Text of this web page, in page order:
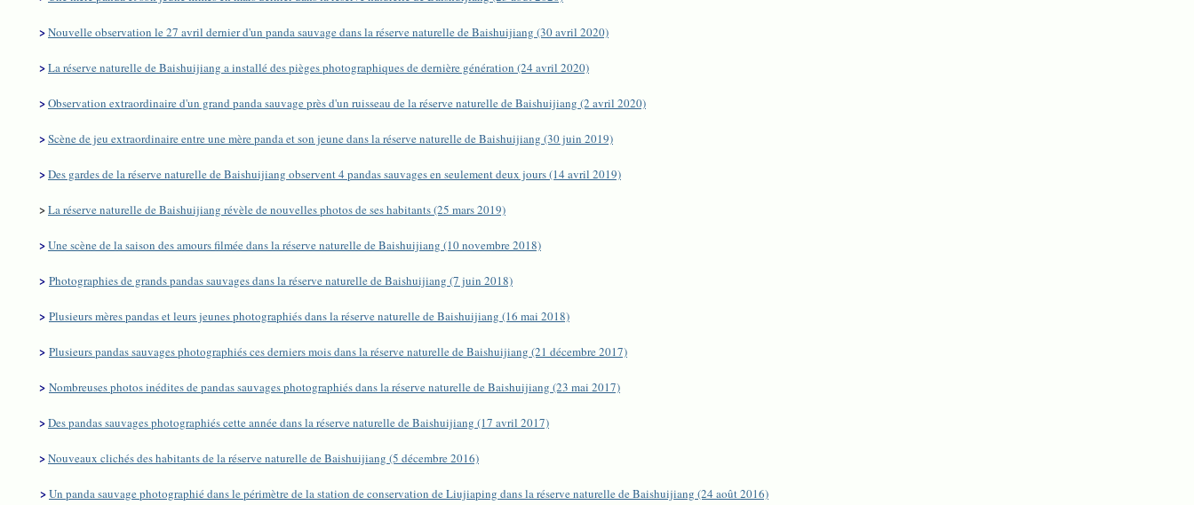
>Nouvelle observation le 27 avril dernier d'un panda sauvage dans la réserve naturelle de Baishuijiang (30 avril 2020)
>La réserve naturelle de Baishuijiang a installé des pièges photographiques de dernière génération (24 avril 2020)
>Observation extraordinaire d'un grand panda sauvage près d'un ruisseau de la réserve naturelle de Baishuijiang (2 avril 2020)
>Scène de jeu extraordinaire entre une mère panda et son jeune dans la réserve naturelle de Baishuijiang (30 juin 2019)
>Des gardes de la réserve naturelle de Baishuijiang observent 4 pandas sauvages en seulement deux jours (14 avril 2019)
>La réserve naturelle de Baishuijiang révèle de nouvelles photos de ses habitants (25 mars 2019)
>Une scène de la saison des amours filmée dans la réserve naturelle de Baishuijiang (10 novembre 2018)
> Photographies de grands pandas sauvages dans la réserve naturelle de Baishuijiang (7 juin 2018)
> Plusieurs mères pandas et leurs jeunes photographiés dans la réserve naturelle de Baishuijiang (16 mai 2018)
> Plusieurs pandas sauvages photographiés ces derniers mois dans la réserve naturelle de Baishuijiang (21 décembre 2017)
> Nombreuses photos inédites de pandas sauvages photographiés dans la réserve naturelle de Baishuijiang (23 mai 2017)
>Des pandas sauvages photographiés cette année dans la réserve naturelle de Baishuijiang (17 avril 2017)
>Nouveaux clichés des habitants de la réserve naturelle de Baishuijiang (5 décembre 2016)
>Un panda sauvage photographié dans le périmètre de la station de conservation de Liujiaping dans la réserve naturelle de Baishuijiang (24 août 2016)